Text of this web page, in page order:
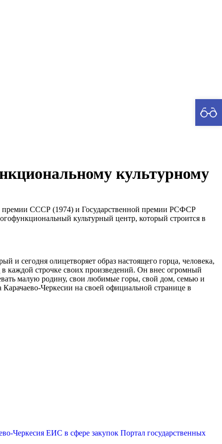
культурному
премии СССР (1974) и Государственной премии РСФСР
культурный центр, который строится в
и сегодня олицетворяет образ настоящего горца, человека,
каждой строчке своих произведений. Он внес огромный
малую родину, свои любимые горы, свой дом, семью и
Черкесии на своей официальной странице в
Черкесия ЕИС в сфере закупок Портал государственных